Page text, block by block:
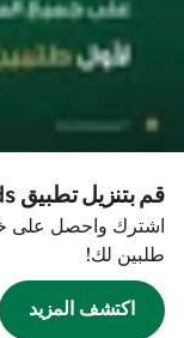
قم بتنزيل تطبيق Starbucks Rewards الآن
طلبين لك!
اكتشف المزيد